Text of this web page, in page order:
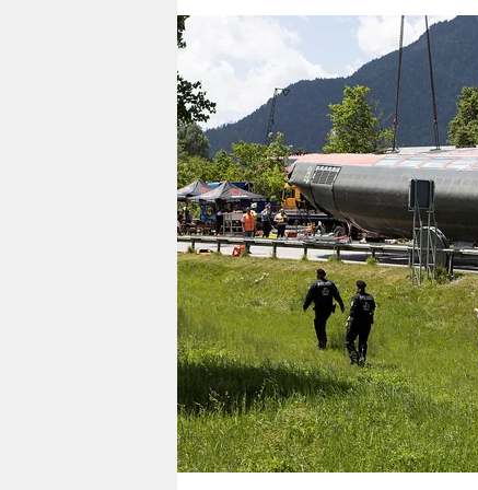
nord
wahrheit
verlag
verlag
veranstaltungen
shop
fragen & hilfe
unterstützen
abo
genossenschaft